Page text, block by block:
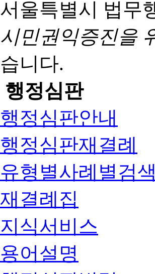
서울특별시 법무
시민권익증진을
습니다.
행정심판
행정심판안내
행정심판재결례
유형별사례별검색
재결례집
지식서비스
용어설명